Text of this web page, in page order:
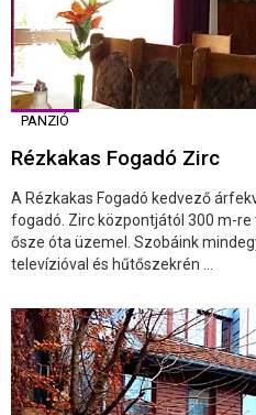
PANZIÓ
Rézkakas Fogadó Zirc
A Rézkakas Fogadó kedvező
fogadó. Zirc központjától 300 m-
ősze óta üzemel. Szobáink
televízióval és hűtőszekrén ...